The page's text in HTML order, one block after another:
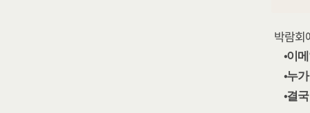
박람회
이
누
결